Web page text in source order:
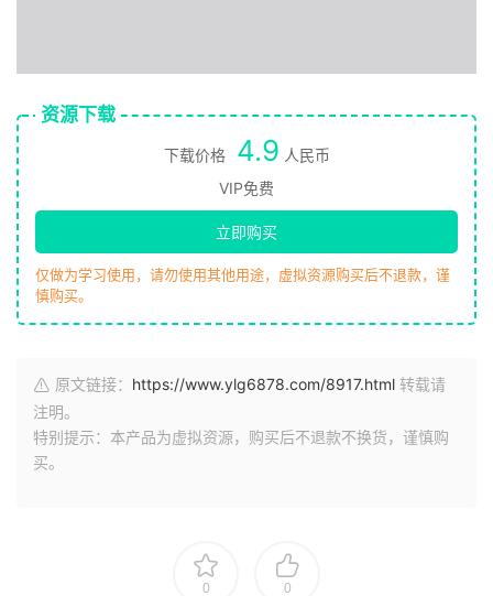
资源下载
下载价格 4.9 人民币
VIP免费
立即购买
仅做为学习使用，请勿使用其他用途，虚拟资源购买后不退款，谨
慎购买。
原文链接： https://www.ylg6878.com/8917.html 转载请
注明。
特别提示：本产品为虚拟资源，购买后不退款不换货，谨慎购
买。
0 0